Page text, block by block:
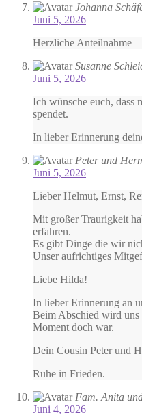
Johanna
Juni 5, 2026
Herzliche Anteilnahme
Susanne
Juni 5, 2026
Ich wünsche euch, dass
spendet.
In lieber Erinnerung
Peter und
Juni 5, 2026
Lieber Helmut, Ernst,
Mit großer Traurigkeit
erfahren.
Es gibt Dinge die wir
Unser aufrichtiges
Liebe Hilda!
In lieber Erinnerung an
Beim Abschied wird
Moment doch war.
Dein Cousin Peter und
Ruhe in Frieden.
Fam. Anita
Juni 4, 2026